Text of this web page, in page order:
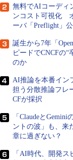
無料でAIコーディ
ンコスト可視化
ーバ「Preflight」
誕生から7年「
ピードでCNCFの
のか
AI推論を本番イ
担う分散推論フレ
CFが採択
「Claudeと
ントの波」も、来
章に過ぎない？
「AI時代、開発